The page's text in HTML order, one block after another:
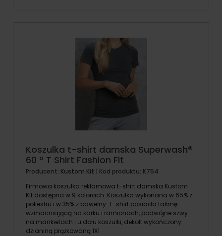
Koszulka t-shirt damska Superwash®
60 º T Shirt Fashion Fit
Producent: Kustom Kit | Kod produktu: K754
Firmowa koszulka reklamowa t-shirt damska Kustom
Kit dostępna w 9 kolorach. Koszulka wykonana w 65% z
poliestru i w 35% z bawełny. T-shirt posiada taśmę
wzmacniającą na karku i ramionach, podwójne szwy
na mankietach i u dołu koszulki, dekolt wykończony
dzianiną prążkowaną 1X1